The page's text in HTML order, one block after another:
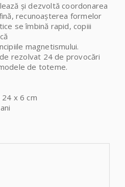
și dezvoltă coordonarea
recunoașterea formelor
se îmbină rapid, copiii
magnetismului.
rezolvat 24 de provocări
de toteme.
24 x 6 cm